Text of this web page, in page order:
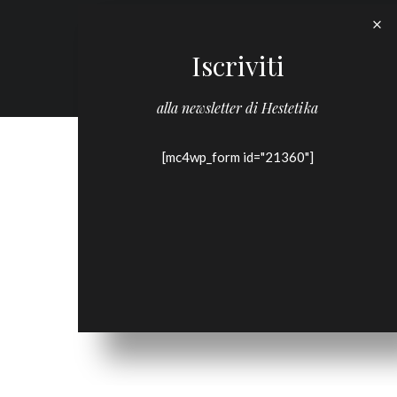
Iscriviti
alla newsletter di Hestetika
[mc4wp_form id="21360"]